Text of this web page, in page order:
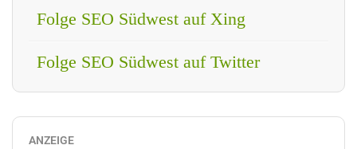
Folge SEO Südwest auf Xing
Folge SEO Südwest auf Twitter
ANZEIGE